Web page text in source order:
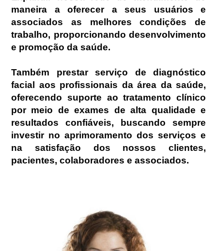
maneira a oferecer a seus usuários e
associados as melhores condições de
trabalho, proporcionando desenvolvimento
e promoção da saúde.
Também prestar serviço de diagnóstico
facial aos profissionais da área da saúde,
oferecendo suporte ao tratamento clínico
por meio de exames de alta qualidade e
resultados confiáveis, buscando sempre
investir no aprimoramento dos serviços e
na satisfação dos nossos clientes,
pacientes, colaboradores e associados.